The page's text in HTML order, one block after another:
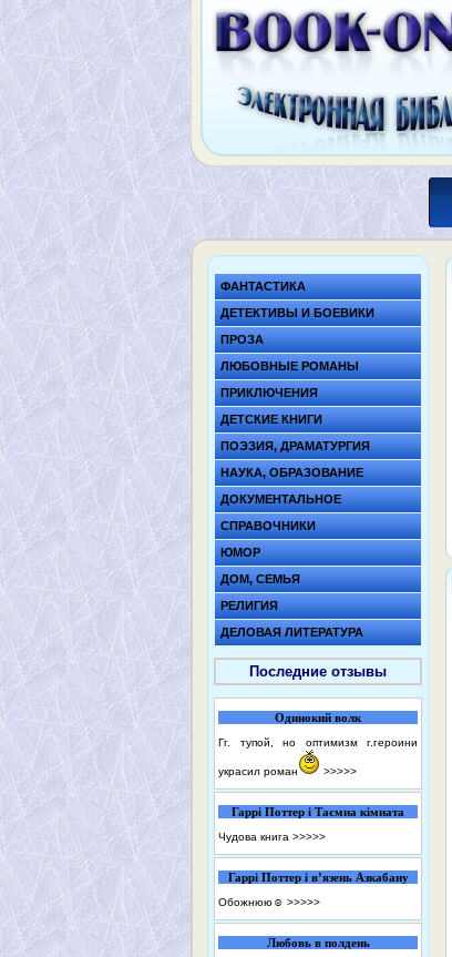
ФАНТАСТИКА
ДЕТЕКТИВЫ И БОЕВИКИ
ПРОЗА
ЛЮБОВНЫЕ РОМАНЫ
ПРИКЛЮЧЕНИЯ
ДЕТСКИЕ КНИГИ
ПОЭЗИЯ, ДРАМАТУРГИЯ
НАУКА, ОБРАЗОВАНИЕ
ДОКУМЕНТАЛЬНОЕ
СПРАВОЧНИКИ
ЮМОР
ДОМ, СЕМЬЯ
РЕЛИГИЯ
ДЕЛОВАЯ ЛИТЕРАТУРА
Последние отзывы
Одинокий волк
Гг. тупой, но оптимизм г.героини
украсил роман >>>>>
Гаррі Поттер і Таємна кімната
Чудова книга >>>>>
Гаррі Поттер і в’язень Азкабану
Обожнюю☺️ >>>>>
Любовь в полдень